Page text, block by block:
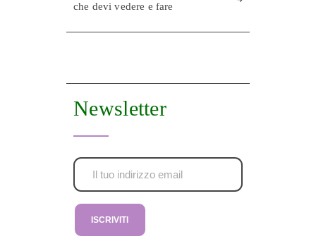
che devi vedere e fare
Newsletter